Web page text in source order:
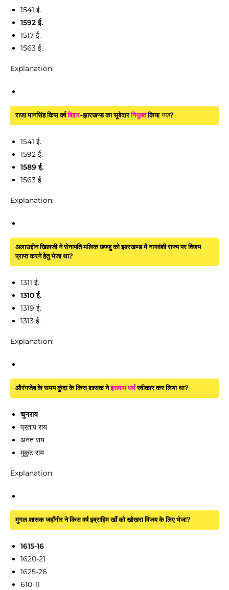
1541 ई.
1592 ई.
1517 ई.
1563 ई.
Explanation:
राजा मानसिंह किस वर्षबिहार-झारखण्ड का सूबेदारनियुक्तकिया गया?
1541 ई.
1592 ई.
1589 ई.
1563 ई.
Explanation:
अलाउद्दीन खिलजी ने सेनापति मलिक छज्जु को झारखण्ड में नागवंशी राज्य पर विजय
प्राप्त करने हेतु भेजा था?
1311 ई.
1310 ई.
1319 ई.
1313 ई.
Explanation:
औरंगजेब के समय कुंदा के किस शासक नेइस्लाम धर्मस्वीकार कर लिया था?
चुनराय
प्रताप राय
अनंत राय
मुकुट राय
Explanation:
मुगल शासक जहाँगीर ने किस वर्ष इब्राहिम खाँ को खोखरा विजय के लिए भेजा?
1615-16
1620-21
1625-26
610-11